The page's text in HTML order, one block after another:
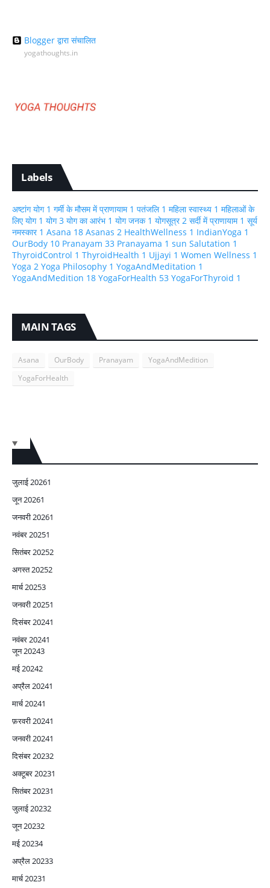
Blogger द्वारा संचालित
yogathoughts.in
Labels
अष्टांग योग 1 गर्मी के मौसम में प्राणायाम 1 पतंजलि 1 महिला स्वास्थ्य 1 महिलाओं के
लिए योग 1 योग3 योग का आरंभ 1 योग जनक 1 योगसूत्र2 सर्दी में प्राणायाम 1 सूर्य
नमस्कार 1 Asana 18 Asanas 2 HealthWellness 1 IndianYoga 1
OurBody 10 Pranayam 33 Pranayama 1 sun Salutation 1
ThyroidControl 1 ThyroidHealth 1 Ujjayi 1 Women Wellness 1
Yoga 2 Yoga Philosophy 1 YogaAndMeditation 1
YogaAndMedition 18 YogaForHealth 53 YogaForThyroid 1
MAIN TAGS
Asana OurBody Pranayam
YogaAndMedition
YogaForHealth
जुलाई 20261
जून 20261
जनवरी 20261
नवंबर 20251
सितंबर 20252
अगस्त 20252
मार्च 20253
जनवरी 20251
दिसंबर 20241
नवंबर 20241
जून 20243
मई 20242
अप्रैल 20241
मार्च 20241
फ़रवरी 20241
जनवरी 20241
दिसंबर 20232
अक्टूबर 20231
सितंबर 20231
जुलाई 20232
जून 20232
मई 20234
अप्रैल 20233
मार्च 20231